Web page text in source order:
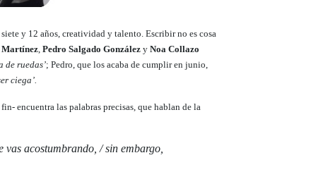
y 12 años, creatividad y talento. Escribir no es cosa
Martínez, Pedro Salgado González y Noa Collazo
de ruedas’; Pedro, que los acaba de cumplir en junio,
ciega’.
encuentra las palabras precisas, que hablan de la
acostumbrando, / sin embargo,